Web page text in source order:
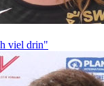
viel drin"